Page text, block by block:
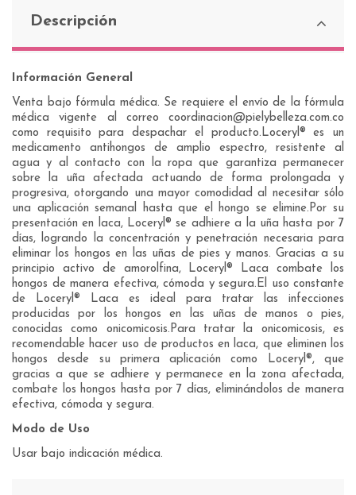
Descripción
Información General
Venta bajo fórmula médica. Se requiere el envío de la fórmula
médica vigente al correo coordinacion@pielybelleza.com.co
como requisito para despachar el producto.Loceryl® es un
medicamento antihongos de amplio espectro, resistente al
agua y al contacto con la ropa que garantiza permanecer
sobre la uña afectada actuando de forma prolongada y
progresiva, otorgando una mayor comodidad al necesitar sólo
una aplicación semanal hasta que el hongo se elimine.Por su
presentación en laca, Loceryl® se adhiere a la uña hasta por 7
días, logrando la concentración y penetración necesaria para
eliminar los hongos en las uñas de pies y manos. Gracias a su
principio activo de amorolfina, Loceryl® Laca combate los
hongos de manera efectiva, cómoda y segura.El uso constante
de Loceryl® Laca es ideal para tratar las infecciones
producidas por los hongos en las uñas de manos o pies,
conocidas como onicomicosis.Para tratar la onicomicosis, es
recomendable hacer uso de productos en laca, que eliminen los
hongos desde su primera aplicación como Loceryl®, que
gracias a que se adhiere y permanece en la zona afectada,
combate los hongos hasta por 7 días, eliminándolos de manera
efectiva, cómoda y segura.
Modo de Uso
Usar bajo indicación médica.